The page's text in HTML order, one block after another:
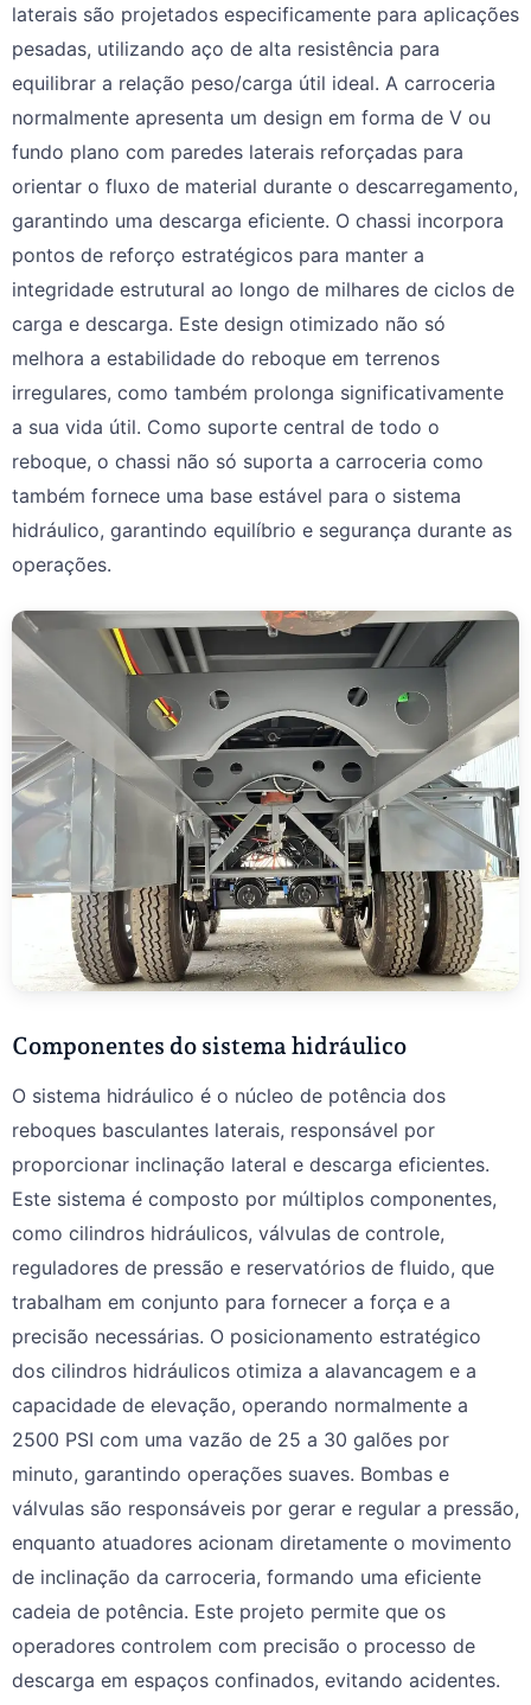
laterais são projetados especificamente para aplicações
pesadas, utilizando aço de alta resistência para
equilibrar a relação peso/carga útil ideal. A carroceria
normalmente apresenta um design em forma de V ou
fundo plano com paredes laterais reforçadas para
orientar o fluxo de material durante o descarregamento,
garantindo uma descarga eficiente. O chassi incorpora
pontos de reforço estratégicos para manter a
integridade estrutural ao longo de milhares de ciclos de
carga e descarga. Este design otimizado não só
melhora a estabilidade do reboque em terrenos
irregulares, como também prolonga significativamente
a sua vida útil. Como suporte central de todo o
reboque, o chassi não só suporta a carroceria como
também fornece uma base estável para o sistema
hidráulico, garantindo equilíbrio e segurança durante as
operações.
Componentes do sistema hidráulico
O sistema hidráulico é o núcleo de potência dos
reboques basculantes laterais, responsável por
proporcionar inclinação lateral e descarga eficientes.
Este sistema é composto por múltiplos componentes,
como cilindros hidráulicos, válvulas de controle,
reguladores de pressão e reservatórios de fluido, que
trabalham em conjunto para fornecer a força e a
precisão necessárias. O posicionamento estratégico
dos cilindros hidráulicos otimiza a alavancagem e a
capacidade de elevação, operando normalmente a
2500 PSI com uma vazão de 25 a 30 galões por
minuto, garantindo operações suaves. Bombas e
válvulas são responsáveis por gerar e regular a pressão,
enquanto atuadores acionam diretamente o movimento
de inclinação da carroceria, formando uma eficiente
cadeia de potência. Este projeto permite que os
operadores controlem com precisão o processo de
descarga em espaços confinados, evitando acidentes.